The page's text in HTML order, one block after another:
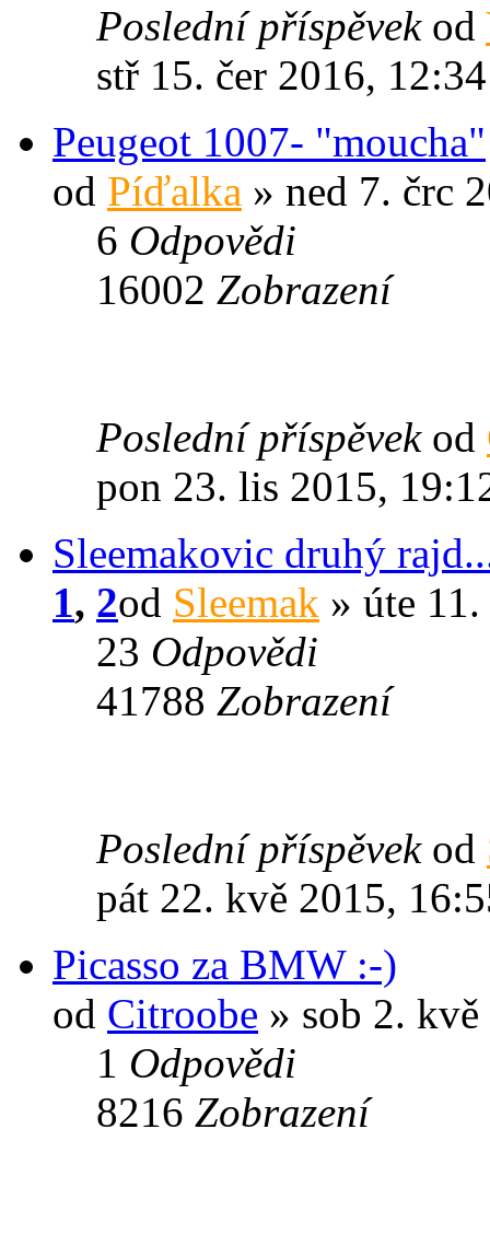
Poslední příspěvek od
stř 15. čer 2016, 12:34
Peugeot 1007- "moucha"
od Píďalka » ned 7. črc
6 Odpovědi
16002 Zobrazení
Poslední příspěvek od
pon 23. lis 2015,
Sleemakovic druhý
1, 2od Sleemak » úte
23 Odpovědi
41788 Zobrazení
Poslední příspěvek od
pát 22. kvě 2015,
Picasso za BMW :-)
od Citroobe » sob 2.
1 Odpovědi
8216 Zobrazení